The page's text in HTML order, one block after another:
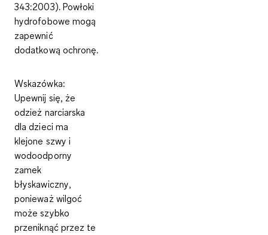
343:2003). Powłoki
hydrofobowe mogą
zapewnić
dodatkową ochronę.
Wskazówka:
Upewnij się, że
odzież narciarska
dla dzieci ma
klejone szwy i
wodoodporny
zamek
błyskawiczny,
ponieważ wilgoć
może szybko
przeniknąć przez te